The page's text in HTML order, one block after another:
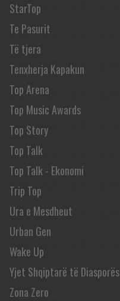
StarTop
Te Pasurit
Të tjera
Tenxherja Kapakun
Top Arena
Top Music Awards
Top Story
Top Talk
Top Talk - Ekonomi
Trip Top
Ura e Mesdheut
Urban Gen
Wake Up
Yjet Shqiptarë të Diasporës
Zona Zero